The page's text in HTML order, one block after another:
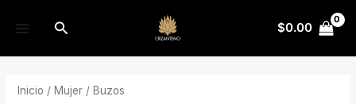
Buscar $0.00
Inicio / Mujer / Buzos